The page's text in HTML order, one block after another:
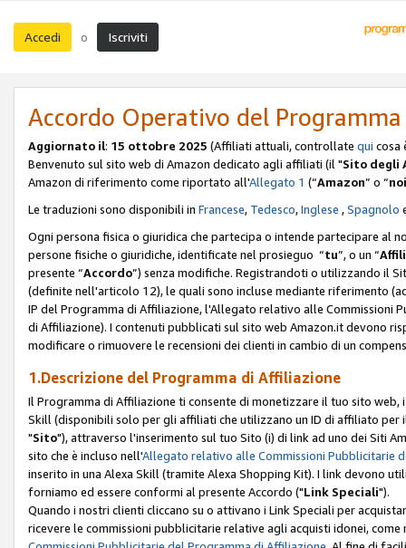
Accedi o Iscriviti
Accordo Operativo del
Aggiornato il: 15 ottobre 2025 (Affiliati attuali, controllate qui cosa
Benvenuto sul sito web di Amazon dedicato agli affiliati (il "Sito degli
Amazon di riferimento come riportato all'Allegato 1 (“Amazon” o “noi
Le traduzioni sono disponibili in Francese, Tedesco,Inglese ,Spagnolo
Ogni persona fisica o giuridica che partecipa o intende partecipare al
persone fisiche o giuridiche, identificate nel prosieguo “tu”, o un “
presente “Accordo”) senza modifiche. Registrandoti o utilizzando il
(definite nell'articolo 12), le quali sono incluse mediante riferimento
IP del Programma di Affiliazione, l'Allegato relativo alle Commissioni
di Affiliazione). I contenuti pubblicati sul sito web Amazon.it devono
modificare o rimuovere le recensioni dei clienti in cambio di un
1.Descrizione del Programma di Affiliazione
Il Programma di Affiliazione ti consente di monetizzare il tuo sito
Skill (disponibili solo per gli affiliati che utilizzano un ID di affiliato per
"Sito"), attraverso l'inserimento sul tuo Sito (i) di link ad uno dei Siti
sito che è incluso nell'Allegato relativo alle Commissioni Pubblicitarie
inserito in una Alexa Skill (tramite Alexa Shopping Kit). I link devono
forniamo ed essere conformi al presente Accordo ("Link Speciali").
Quando i nostri clienti cliccano su o attivano i Link Speciali per
ricevere le commissioni pubblicitarie relative agli acquisti idonei,